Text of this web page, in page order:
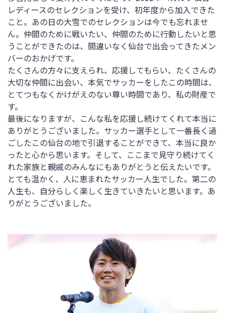
レディースのセレクションを受け、初年度から加入できた
こと。あの日の大雪でのセレクションは今でも忘れませ
ん。仲間のために戦いたい、仲間のために行動したいと思
うことができたのは、間違いなく仙台で出会ってきたメン
バーのおかげです。
たくさんの方々に支えられ、応援してもらい、たくさんの
大切な仲間に出会い、本気でサッカーをしたこの時間は、
とてつもなくかけがえのない尊い時間であり、私の財産で
す。
最後になりますが、こんな私を応援し続けてくれて本当に
ありがとうございました。サッカー選手として一番長く過
ごしたこの仙台の地で引退することができて、本当に良か
ったと心から思います。そして、ここまで見守り続けてく
れた家族と親戚のみんなにもありがとうと伝えたいです。
とても温かく、人に恵まれたサッカー人生でした。第二の
人生も、自分らしく楽しく生きていきたいと思います。あ
りがとうございました。